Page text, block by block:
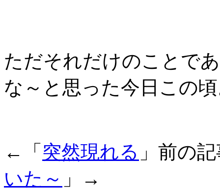
ただそれだけのことで
な～と思った今日この
←「 突然現れる 」前の
いた～ 」→